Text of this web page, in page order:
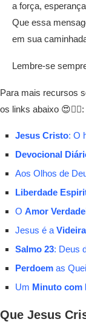
a força,
Que essa
em sua
Lembre-se
Para mais recursos
os links abaixo 😍👇🏾:
Jesus Cristo: O
Devocional
Aos Olhos de
Liberdade
O Amor
Jesus é a
Salmo 23: Deus
Perdoem as
Um Minuto com
Que Jesus